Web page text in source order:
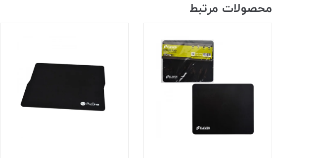
محصولات مرتبط